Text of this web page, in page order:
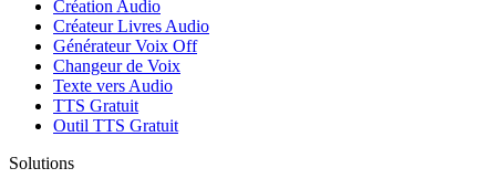
Création Audio
Créateur Livres Audio
Générateur Voix Off
Changeur de Voix
Texte vers Audio
TTS Gratuit
Outil TTS Gratuit
Solutions